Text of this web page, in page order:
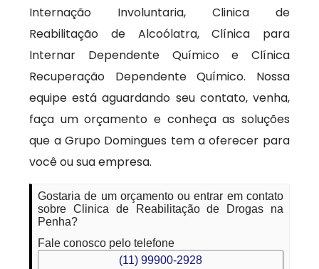
Internação Involuntaria, Clinica de
Reabilitação de Alcoólatra, Clínica para
Internar Dependente Químico e Clínica
Recuperação Dependente Químico. Nossa
equipe está aguardando seu contato, venha,
faça um orçamento e conheça as soluções
que a Grupo Domingues tem a oferecer para
você ou sua empresa.
Gostaria de um orçamento ou entrar em contato
sobre Clinica de Reabilitação de Drogas na
Penha?
Fale conosco pelo telefone
(11) 99900-2928